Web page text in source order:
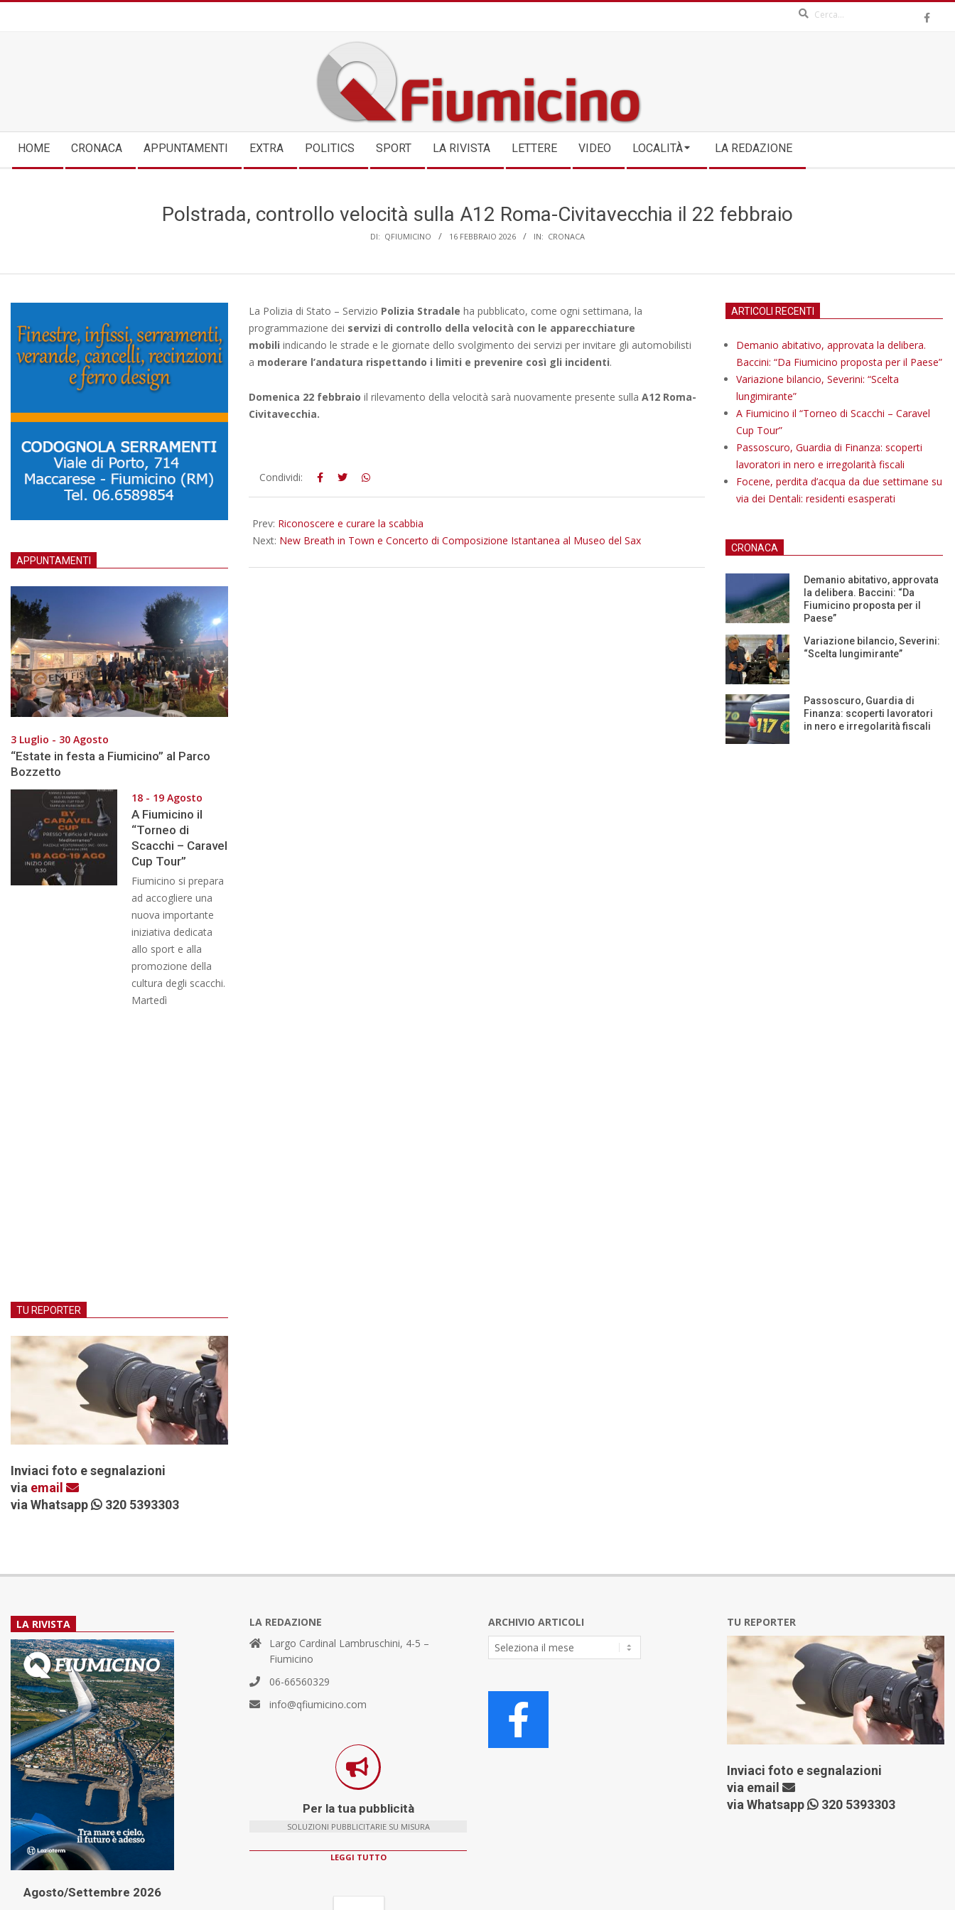
QFIUMICINO.COM
Navigation
Menu
HOME CRONACA APPUNTAMENTI EXTRA POLITICS SPORT LA RIVISTA LETTERE VIDEO LOCALITÀ LA REDAZIONE
Polstrada, controllo velocità sulla A12 Roma-Civitavecchia il 22 febbraio
DI: QFIUMICINO 16 FEBBRAIO 2026 IN: CRONACA
La Polizia di Stato – Servizio Polizia Stradale ha pubblicato, come ogni settimana, la
programmazione dei servizi di controllo della velocità con le apparecchiature
mobili indicando le strade e le giornate dello svolgimento dei servizi per invitare gli automobilisti
a moderare l’andatura rispettando i limiti e prevenire così gli incidenti.
Domenica 22 febbraio il rilevamento della velocità sarà nuovamente presente sulla A12 Roma-
Civitavecchia.
2026-
02-
Condividi:
Prev: Riconoscere e curare la scabbia
Next: New Breath in Town e Concerto di Composizione Istantanea al Museo del Sax
APPUNTAMENTI
3 Luglio - 30 Agosto
“Estate in festa a Fiumicino” al Parco
Bozzetto
18 - 19 Agosto
A Fiumicino il
“Torneo di
Scacchi – Caravel
Cup Tour”
Fiumicino si prepara
ad accogliere una
nuova importante
iniziativa dedicata
allo sport e alla
promozione della
cultura degli scacchi.
Martedì
TU REPORTER
Inviaci foto e segnalazioni
via email
via Whatsapp
320 5393303
ARTICOLI RECENTI
Demanio abitativo, approvata la delibera.
Baccini: “Da Fiumicino proposta per il Paese”
Variazione bilancio, Severini: “Scelta
lungimirante”
A Fiumicino il “Torneo di Scacchi – Caravel
Cup Tour”
Passoscuro, Guardia di Finanza: scoperti
lavoratori in nero e irregolarità fiscali
Focene, perdita d’acqua da due settimane su
via dei Dentali: residenti esasperati
CRONACA
Demanio abitativo, approvata
la delibera. Baccini: “Da
Fiumicino proposta per il
Paese”
Variazione bilancio, Severini:
“Scelta lungimirante”
Passoscuro, Guardia di
Finanza: scoperti lavoratori
in nero e irregolarità fiscali
LA RIVISTA
Agosto/Settembre 2026
LA REDAZIONE
Largo Cardinal Lambruschini, 4-5 –
Fiumicino
06-66560329
info@qfiumicino.com
Per la tua pubblicità
SOLUZIONI PUBBLICITARIE SU MISURA
LEGGI TUTTO
ARCHIVIO ARTICOLI
Archivio
Articoli
TU REPORTER
Inviaci foto e segnalazioni
via email
via Whatsapp
320 5393303